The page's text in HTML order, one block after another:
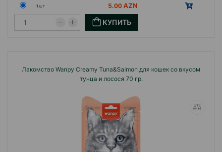
1 шт
5.00
КУПИТЬ
Лакомство Wanpy Creamy Tuna&Salmon для кошек со вкусом
тунца и лосося 70 гр.